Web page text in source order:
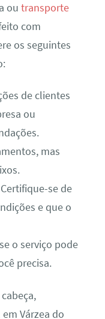
ou transporte
com
os seguintes
de clientes
ou
mas
se de
e que o
o serviço pode
precisa.
Várzea do